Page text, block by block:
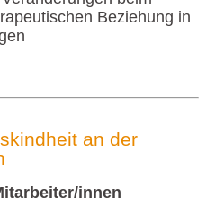
Beziehung in
an der
innen